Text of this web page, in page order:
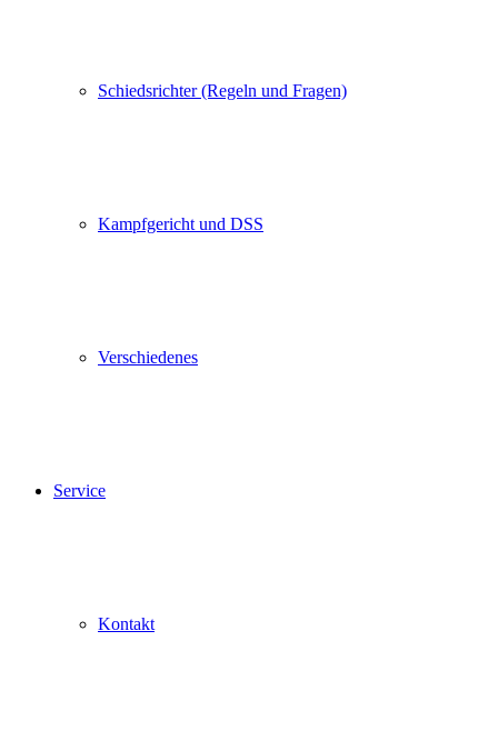
Schiedsrichter (Regeln und Fragen)
Kampfgericht und DSS
Verschiedenes
Service
Kontakt